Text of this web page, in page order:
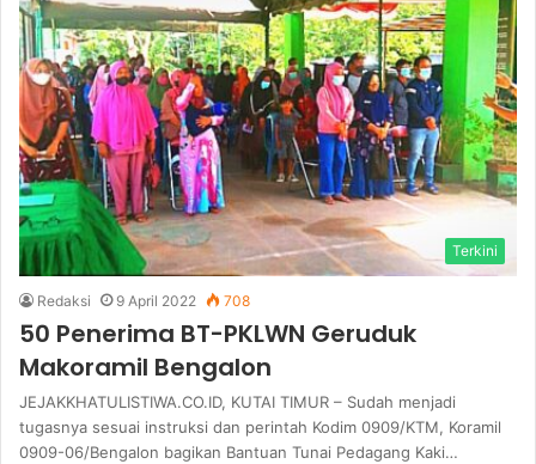
Terkini
Redaksi 9 April 2022 708
50 Penerima BT-PKLWN Geruduk
Makoramil Bengalon
JEJAKKHATULISTIWA.CO.ID, KUTAI TIMUR – Sudah menjadi
tugasnya sesuai instruksi dan perintah Kodim 0909/KTM, Koramil
0909-06/Bengalon bagikan Bantuan Tunai Pedagang Kaki…